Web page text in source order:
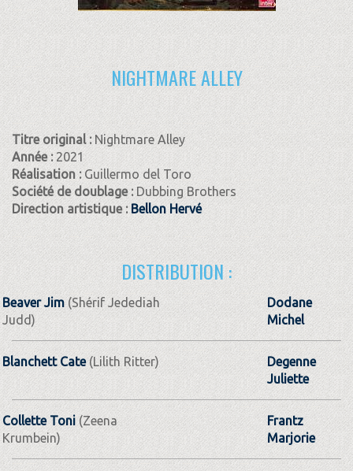
NIGHTMARE ALLEY
Titre original : Nightmare Alley
Année : 2021
Réalisation :Guillermo del Toro
Société de doublage :Dubbing Brothers
Direction artistique : Bellon Hervé
DISTRIBUTION :
Beaver Jim(Shérif Jedediah
Judd)
Dodane
Michel
Blanchett Cate(Lilith Ritter)
Degenne
Juliette
Collette Toni(Zeena
Krumbein)
Frantz
Marjorie